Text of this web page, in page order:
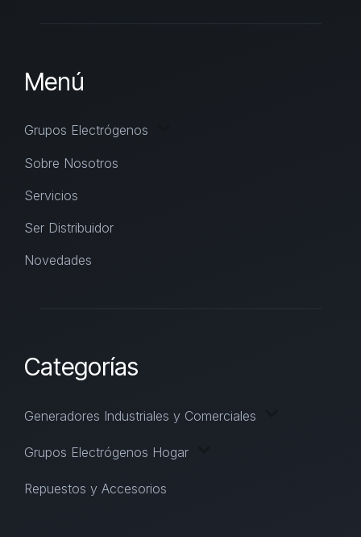
Menú
Grupos Electrógenos
Sobre Nosotros
Servicios
Ser Distribuidor
Novedades
Categorías
Generadores Industriales y Comerciales
Grupos Electrógenos Hogar
Repuestos y Accesorios